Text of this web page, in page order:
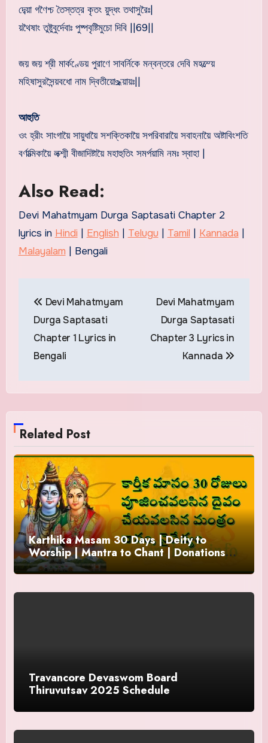
দেব্য়া গণৈশ্চ তৈস্তত্র কৃতং য়ুদ্ধং তথাসুরৈঃ|
য়থৈষাং তুষ্টুবুর্দেবাঃ পুষ্পবৃষ্টিমুচো দিবি ||69||
জয় জয় শ্রী মার্কণ্ডেয় পুরাণে সাবর্নিকে মন্বন্তরে দেবি মহত্ম্য়ে
মহিষাসুরসৈন্য়বধো নাম দ্বিতীয়ো‌உধ্য়ায়ঃ||
আহুতি
ওং হ্রীং সাংগায়ৈ সায়ুধায়ৈ সশক্তিকায়ৈ সপরিবারায়ৈ সবাহনায়ৈ অষ্টাবিংশতি
বর্ণাত্মিকায়ৈ লক্শ্মী বীজাদিষ্টায়ৈ মহাহুতিং সমর্পয়ামি নমঃ স্বাহা |
Also Read:
Devi Mahatmyam Durga Saptasati Chapter 2
lyrics in Hindi | English | Telugu | Tamil | Kannada |
Malayalam | Bengali
navigation
Devi Mahatmyam
Durga Saptasati
Chapter 1 Lyrics in
Bengali
Devi Mahatmyam
Durga Saptasati
Chapter 3 Lyrics in
Kannada
Related Post
Karthika Masam 30 Days | Deity to
Worship | Mantra to Chant | Donations
and Offering
Travancore Devaswom Board
Thiruvutsav 2025 Schedule